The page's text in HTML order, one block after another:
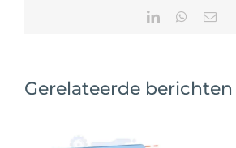
LinkedInWhatsApp
E-
Gerelateerde berichten